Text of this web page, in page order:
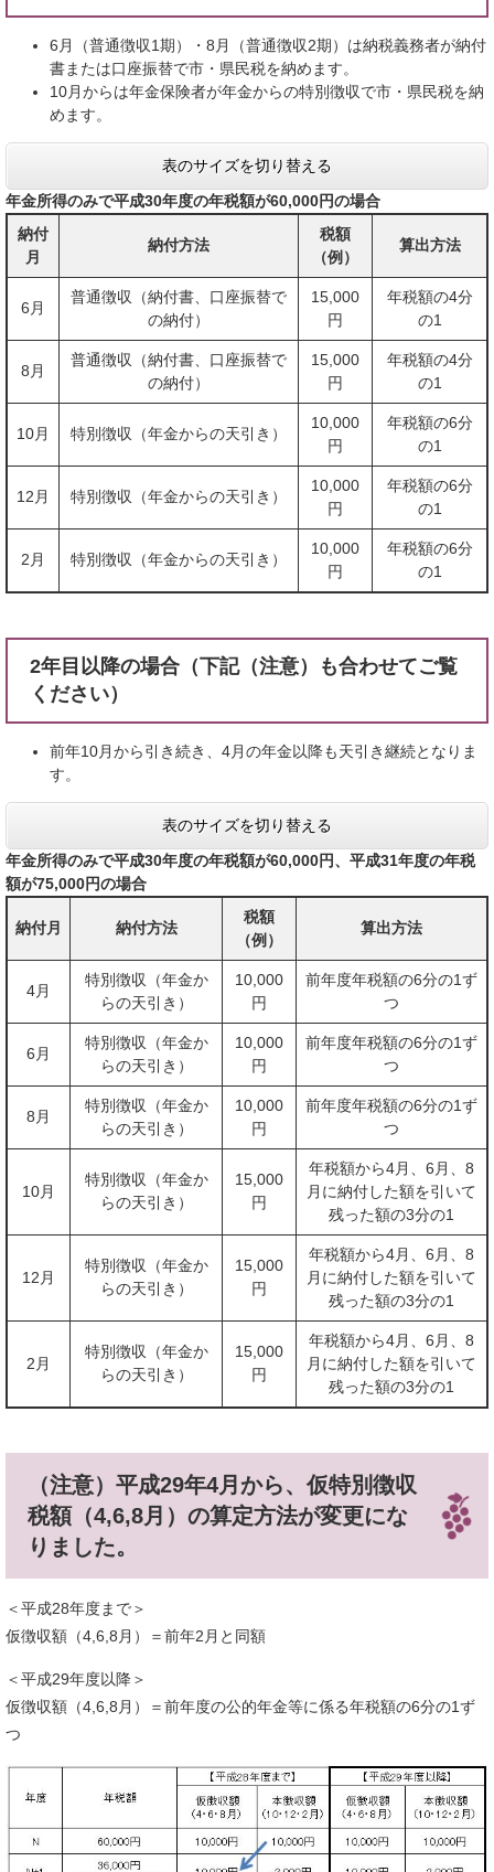
6月（普通徴収1期）・8月（普通徴収2期）は納税義務者が納付
書または口座振替で市・県民税を納めます。
10月からは年金保険者が年金からの特別徴収で市・県民税を納
めます。
表のサイズを切り替える
年金所得のみで平成30年度の年税額が60,000円の場合
納付
月
納付方法
税額
（例）
算出方法
6月
普通徴収（納付書、口座振替で
の納付）
15,000
円
年税額の4分
の1
8月
普通徴収（納付書、口座振替で
の納付）
15,000
円
年税額の4分
の1
10月 特別徴収（年金からの天引き）
10,000
円
年税額の6分
の1
12月 特別徴収（年金からの天引き）
10,000
円
年税額の6分
の1
2月 特別徴収（年金からの天引き）
10,000
円
年税額の6分
の1
2年目以降の場合（下記（注意）も合わせてご覧
ください）
前年10月から引き続き、4月の年金以降も天引き継続となりま
す。
表のサイズを切り替える
年金所得のみで平成30年度の年税額が60,000円、平成31年度の年税
額が75,000円の場合
納付月 納付方法
税額
（例）
算出方法
4月
特別徴収（年金か
らの天引き）
10,000
円
前年度年税額の6分の1ず
つ
6月
特別徴収（年金か
らの天引き）
10,000
円
前年度年税額の6分の1ず
つ
8月
特別徴収（年金か
らの天引き）
10,000
円
前年度年税額の6分の1ず
つ
10月
特別徴収（年金か
らの天引き）
15,000
円
年税額から4月、6月、8
月に納付した額を引いて
残った額の3分の1
12月
特別徴収（年金か
らの天引き）
15,000
円
年税額から4月、6月、8
月に納付した額を引いて
残った額の3分の1
2月
特別徴収（年金か
らの天引き）
15,000
円
年税額から4月、6月、8
月に納付した額を引いて
残った額の3分の1
（注意）平成29年4月から、仮特別徴収
税額（4,6,8月）の算定方法が変更にな
りました。
＜平成28年度まで＞
仮徴収額（4,6,8月）＝前年2月と同額
＜平成29年度以降＞
仮徴収額（4,6,8月）＝前年度の公的年金等に係る年税額の6分の1ず
つ